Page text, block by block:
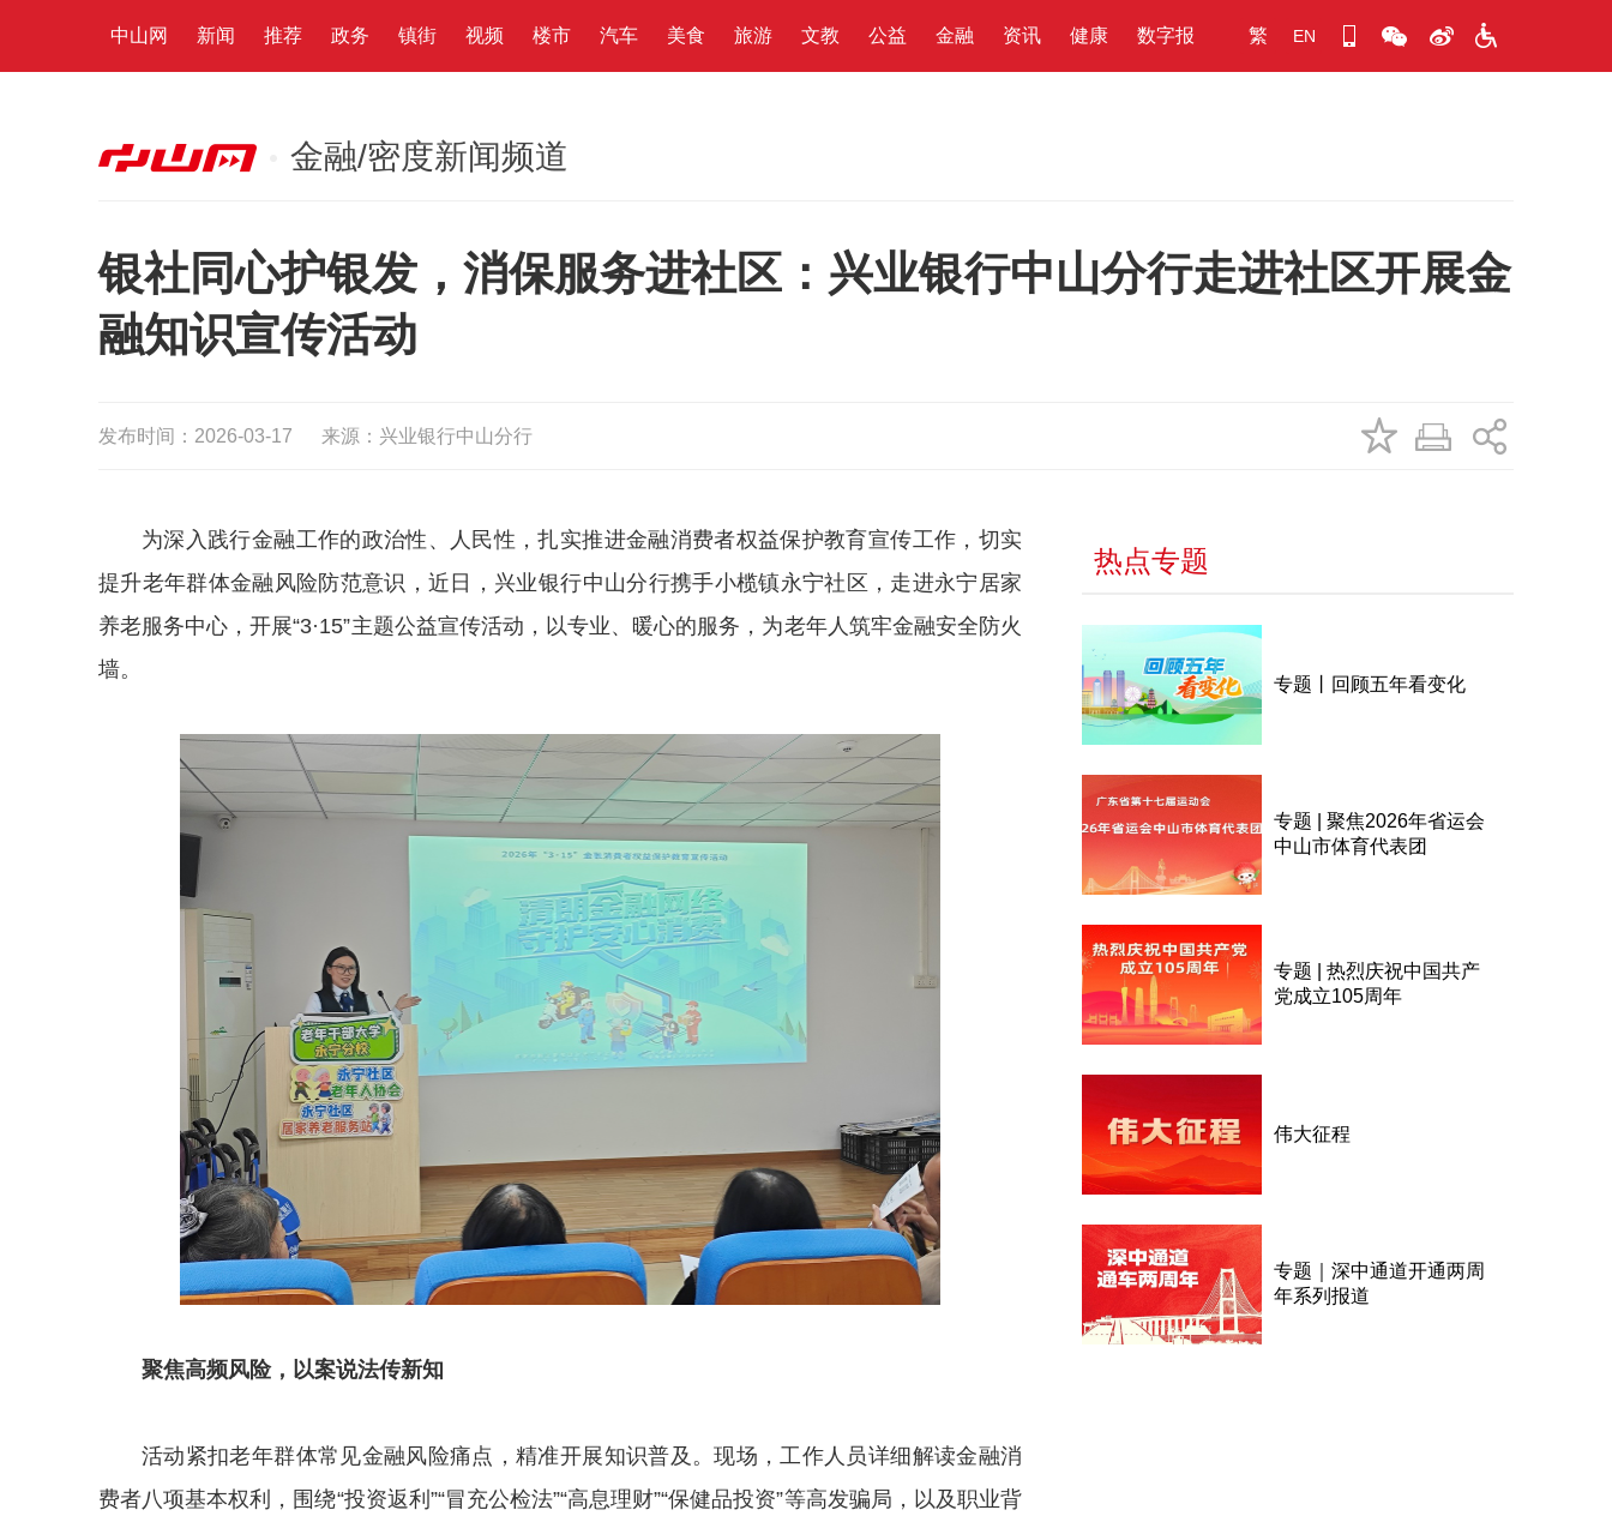
中山网 新闻 推荐 政务 镇街 视频 楼市 汽车 美食 旅游 文教 公益 金融 资讯 健康 数字报 繁 EN
金融/密度新闻频道
银社同心护银发，消保服务进社区：兴业银行中山分行走进社区开展金
融知识宣传活动
发布时间：2026-03-17 来源：兴业银行中山分行
为深入践行金融工作的政治性、人民性，扎实推进金融消费者权益保护教育宣传工作，切实
提升老年群体金融风险防范意识，近日， 兴业银行中山分行携手小榄镇永宁社区，走进永宁居家
养老服务中心，开展“3·15”主题公益宣传活动，以专业、暖心的服务，为老年人筑牢金融安全防火
墙。
聚焦高频风险，以案说法传新知
活动紧扣老年群体常见金融风险痛点，精准开展知识普及。现场，工作人员详细解读金融消
费者八项基本权利，围绕“投资返利”“冒充公检法”“高息理财”“保健品投资”等高发骗局，以及职业背
热点专题
专题丨回顾五年看变化
专题 | 聚焦2026年省运会
中山市体育代表团
专题 | 热烈庆祝中国共产
党成立105周年
伟大征程
专题｜深中通道开通两周
年系列报道